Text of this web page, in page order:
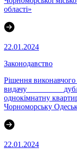
області»
22.01.2024
Законодавство
Рішення
видачу
однокімнатну
Чорноморську
22.01.2024